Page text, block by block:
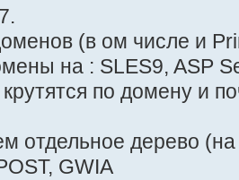
(в ом числе и
на : SLES9, ASP
по домену и
отдельное дерево
GWIA